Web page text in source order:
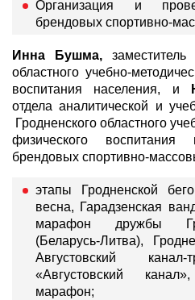
Организация и
брендовых спортивно-
Инна Бушма, заместитель
областного учебно-
воспитания населения, и
отдела аналитической и
Гродненского областного
физического
брендовых спортивно-
этапы Гродненской
весна, Гарадзенская
марафон дружбы
(Беларусь-Литва),
Августовский
«Августовский
марафон;